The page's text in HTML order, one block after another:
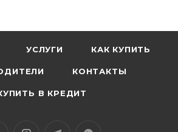
подключения мыши и камеры
накопителя. Привлечение USB-
два порта USB, и после
и камеры нет места для USB-
УСЛУГИ КАК КУПИТЬ
КОНТАКТЫ
В КРЕДИТ